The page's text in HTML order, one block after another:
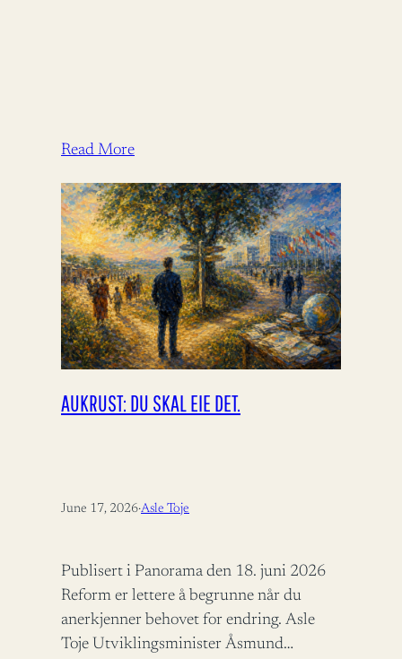
Read More
AUKRUST: DU SKAL EIE DET.
June 17, 2026·Asle Toje
Publisert i Panorama den 18. juni 2026
Reform er lettere å begrunne når du
anerkjenner behovet for endring. Asle
Toje Utviklingsminister Åsmund